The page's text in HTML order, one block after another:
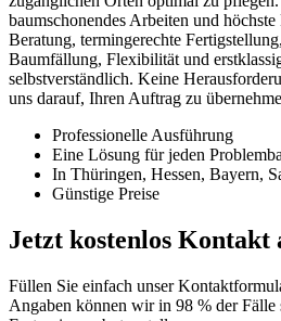
baumschonendes Arbeiten und
Beratung, termingerechte
Baumfällung, Flexibilität und
selbstverständlich. Keine
uns darauf, Ihren Auftrag zu
Professionelle Ausführung
Eine Lösung für jeden
In Thüringen, Hessen, Bayern,
Günstige Preise
Jetzt kostenlos Kontakt
Füllen Sie einfach unser
Angaben können wir in 98 % der